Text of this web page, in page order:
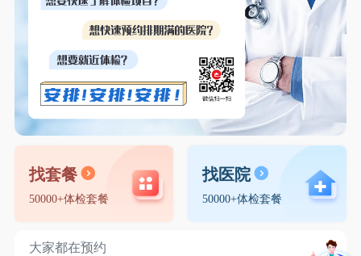
找套餐
50000+体检套餐
找医院
50000+体检套餐
大家都在预约